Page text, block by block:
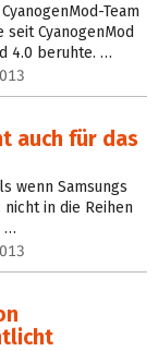
Team
CyanogenMod
4.0 beruhte. …
auch für das
wenn Samsungs
nicht in die Reihen
…